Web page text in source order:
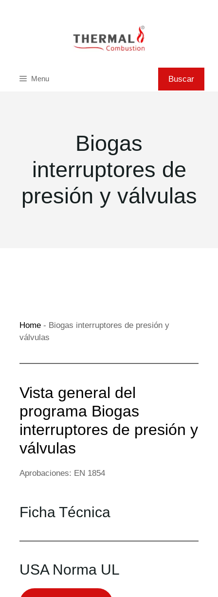
Menu Buscar
Biogas
interruptores de
presión y válvulas
Home - Biogas interruptores de presión y
válvulas
Vista general del
programa Biogas
interruptores de presión y
válvulas
Aprobaciones: EN 1854
Ficha Técnica
USA Norma UL